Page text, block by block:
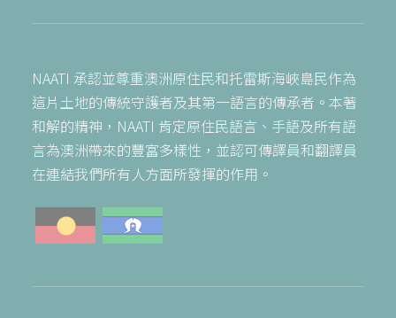
NAATI 承認並尊重澳洲原住民和托雷斯海峽島民作為
這片土地的傳統守護者及其第一語言的傳承者。本著
和解的精神，NAATI 肯定原住民語言、手語及所有語
言為澳洲帶來的豐富多樣性，並認可傳譯員和翻譯員
在連結我們所有人方面所發揮的作用。